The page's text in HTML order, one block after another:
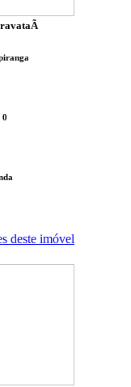
0
deste imóvel